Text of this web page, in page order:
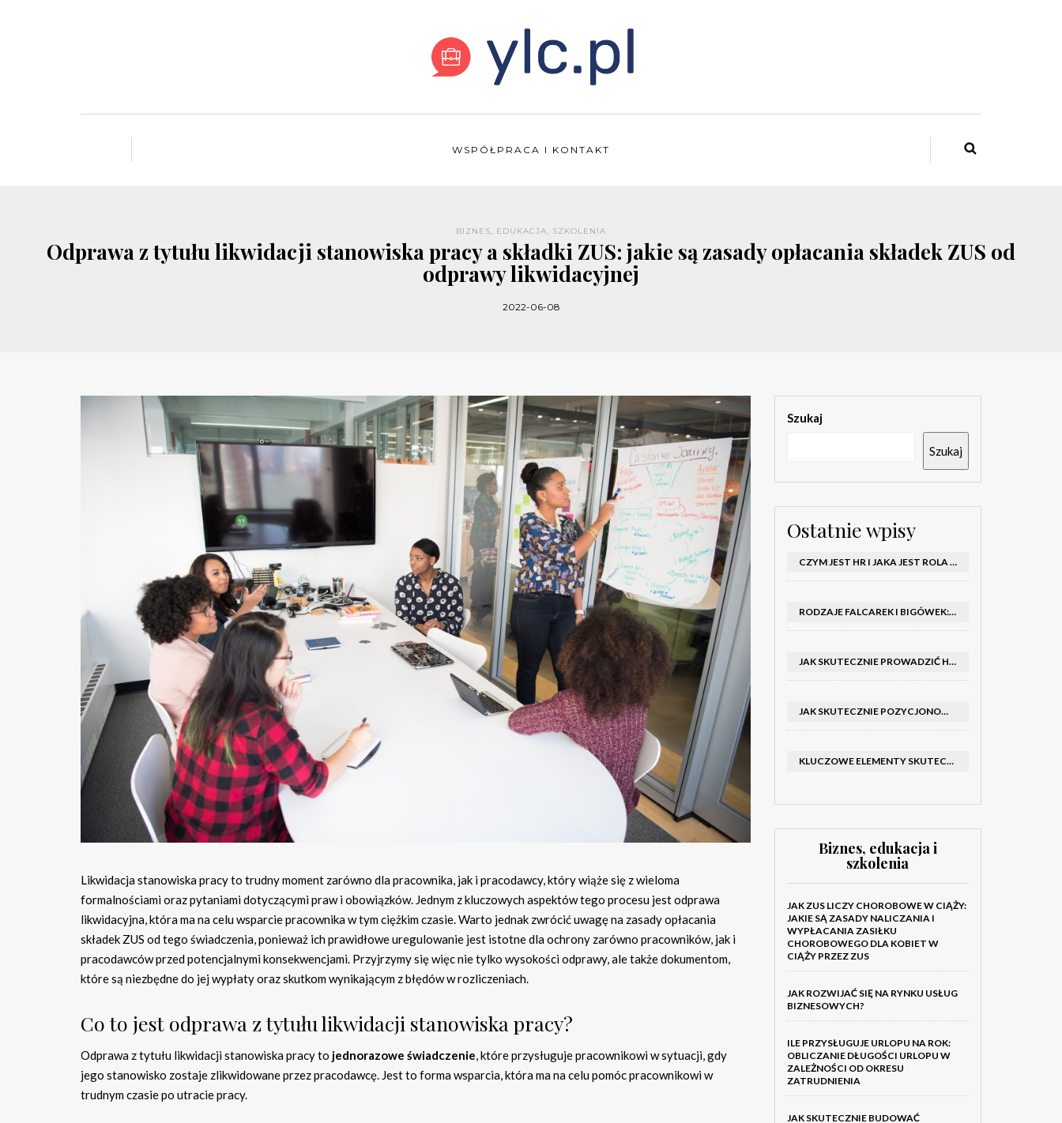
WSPÓŁPRACA I KONTAKT
BIZNES, EDUKACJA, SZKOLENIA
Odprawa z tytułu likwidacji stanowiska pracy a składki ZUS: jakie są zasady opłacania składek ZUS od
odprawy likwidacyjnej
2022-06-08
Likwidacja stanowiska pracy to trudny moment zarówno dla pracownika, jak i pracodawcy, który wiąże się z wieloma
formalnościami oraz pytaniami dotyczącymi praw i obowiązków. Jednym z kluczowych aspektów tego procesu jest odprawa
likwidacyjna, która ma na celu wsparcie pracownika w tym ciężkim czasie. Warto jednak zwrócić uwagę na zasady opłacania
składek ZUS od tego świadczenia, ponieważ ich prawidłowe uregulowanie jest istotne dla ochrony zarówno pracowników, jak i
pracodawców przed potencjalnymi konsekwencjami. Przyjrzymy się więc nie tylko wysokości odprawy, ale także dokumentom,
które są niezbędne do jej wypłaty oraz skutkom wynikającym z błędów w rozliczeniach.
Co to jest odprawa z tytułu likwidacji stanowiska pracy?
Odprawa z tytułu likwidacji stanowiska pracy to jednorazowe świadczenie, które przysługuje pracownikowi w sytuacji, gdy
jego stanowisko zostaje zlikwidowane przez pracodawcę. Jest to forma wsparcia, która ma na celu pomóc pracownikowi w
trudnym czasie po utracie pracy.
Szukaj
Szukaj
Ostatnie wpisy
CZYM JEST HR I JAKA JEST ROLA DZIAŁU HR W FIRMIE
RODZAJE FALCAREK I BIGÓWEK: JAKIE WYBRAĆ DO PRODUKCJI?
JAK SKUTECZNIE PROWADZIĆ HOSTESSY NA TARGACH: PORADNIK I SZKOLENIA
JAK SKUTECZNIE POZYCJONOWAĆ SKLEP SHOPER: KLUCZOWE KROKI I STRATEGIE
KLUCZOWE ELEMENTY SKUTECZNEGO KATALOGU FIRMOWEGO I BROSZURY
Biznes, edukacja i
szkolenia
JAK ZUS LICZY CHOROBOWE W CIĄŻY:
JAKIE SĄ ZASADY NALICZANIA I
WYPŁACANIA ZASIŁKU
CHOROBOWEGO DLA KOBIET W
CIĄŻY PRZEZ ZUS
JAK ROZWIJAĆ SIĘ NA RYNKU USŁUG
BIZNESOWYCH?
ILE PRZYSŁUGUJE URLOPU NA ROK:
OBLICZANIE DŁUGOŚCI URLOPU W
ZALEŻNOŚCI OD OKRESU
ZATRUDNIENIA
JAK SKUTECZNIE BUDOWAĆ